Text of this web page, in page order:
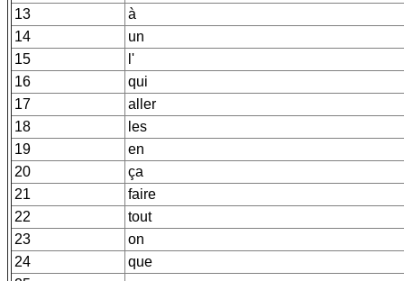
13
à
14
un
15
l'
16
qui
17
aller
18
les
19
en
20
ça
21
faire
22
tout
23
on
24
que